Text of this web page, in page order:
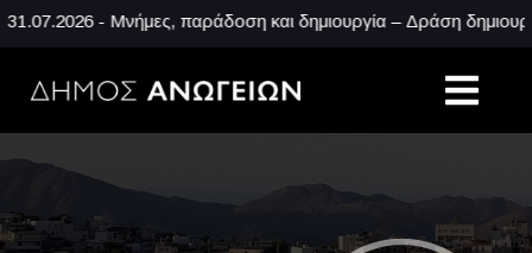
- Μνήμες, παράδοση και δημιουργία – Δράση